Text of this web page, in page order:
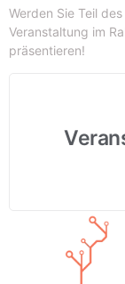
Werden Sie Teil
Veranstaltung im
präsentieren!